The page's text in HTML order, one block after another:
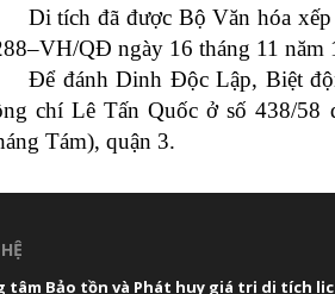
Ditích đã được Bộ Văn hóa xếp
QĐ ngày 16 tháng 11 năm
Để đánh Dinh Độc Lập, Biệt
chí Lê Tấn Quốc ởsố 438/58
Tám), quận 3.
tâm Bảo tồn và Phát huy giá trị di tích